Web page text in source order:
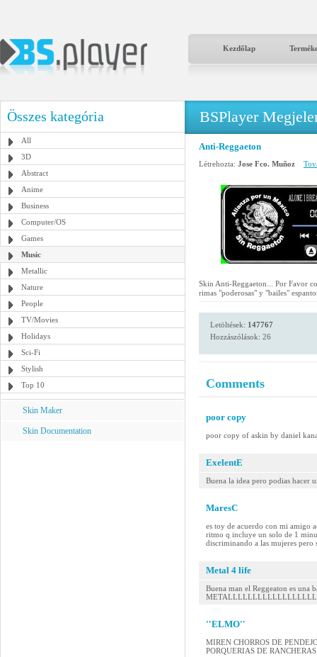
Kezdőlap
Összes kategória
All
3D
Abstract
Anime
Business
Computer/OS
Games
Music
Metallic
Nature
People
TV/Movies
Holidays
Sci-Fi
Stylish
Top 10
Skin Maker
Skin Documentation
BSPlayer
Anti-Reggaeton
Létrehozta: Jose Fco. Muñoz
Skin Anti-Reggaeton... Por Favor
rimas "poderosas" y "bailes"
Letöltések: 147767
Hozzászólások: 26
Comments
poor copy
poor copy of askin by daniel
ExelentE
Buena la idea pero podias hacer
MaresC
es toy de acuerdo con mi amigo
ritmo q incluye un solo de 1
discriminando a las mujeres pero
Metal 4 life
Buena man el Reggeaton es
''ELMO''
MIREN CHORROS DE
PORQUERIAS DE